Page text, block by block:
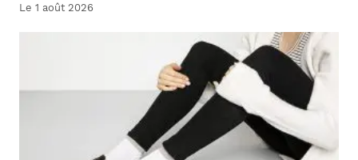
Le 1 août 2026